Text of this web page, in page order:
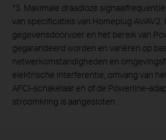
*3. Maximale draadloze
van specificaties van Homeplug AV/AV2.
gegevensdoorvoer en het bereik van
gegarandeerd worden en variëren op
netwerkomstandigheden en
elektrische interferentie, omvang van
AFCI-schakelaar en of de Powerline-
stroomkring is aangesloten.